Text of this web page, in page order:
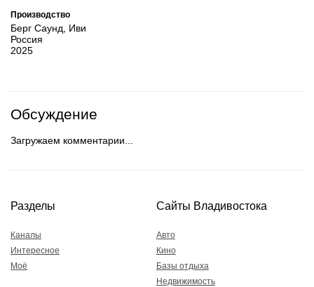
Производство
Берг Саунд, Иви
Россия
2025
Обсуждение
Загружаем комментарии...
Разделы
Каналы
Интересное
Моё
Сайты Владивостока
Авто
Кино
Базы отдыха
Недвижимость